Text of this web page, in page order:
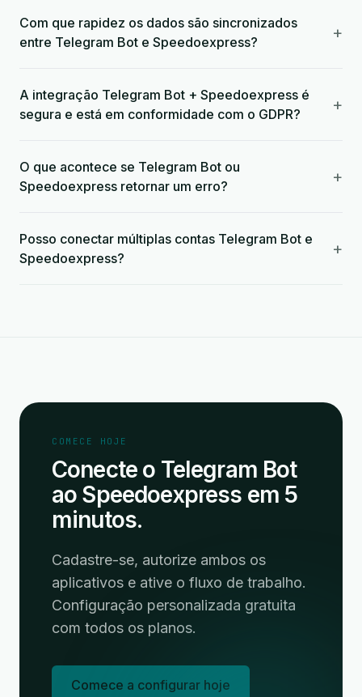
Com que rapidez os dados são sincronizados
entre Telegram Bot e Speedoexpress?
+
A integração Telegram Bot + Speedoexpress é
segura e está em conformidade com o GDPR?
+
O que acontece se Telegram Bot ou
Speedoexpress retornar um erro?
+
Posso conectar múltiplas contas Telegram Bot e
Speedoexpress?
+
COMECE HOJE
Conecte o Telegram Bot
ao Speedoexpress em 5
minutos.
Cadastre-se, autorize ambos os
aplicativos e ative o fluxo de trabalho.
Configuração personalizada gratuita
com todos os planos.
Comece a configurar hoje